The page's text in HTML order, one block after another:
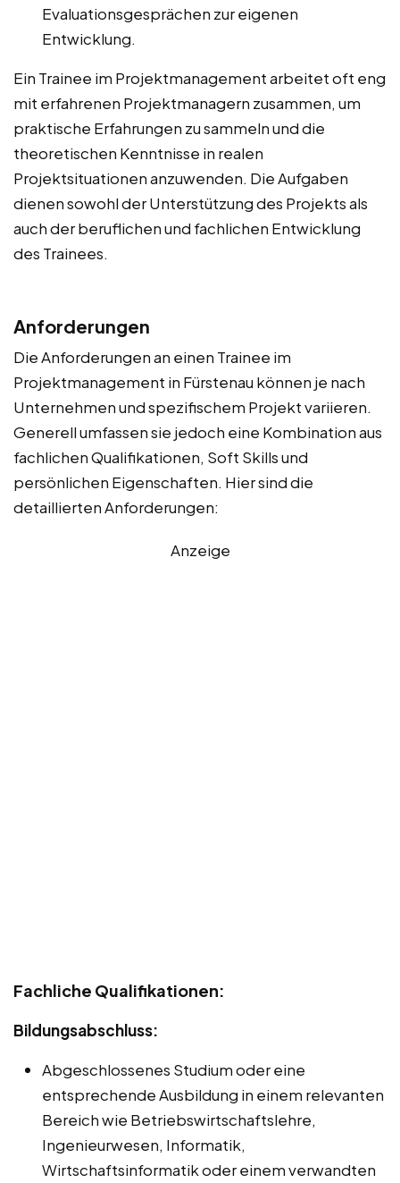
Evaluationsgesprächen zur eigenen
Entwicklung.
Ein Trainee im Projektmanagement arbeitet oft eng
mit erfahrenen Projektmanagern zusammen, um
praktische Erfahrungen zu sammeln und die
theoretischen Kenntnisse in realen
Projektsituationen anzuwenden. Die Aufgaben
dienen sowohl der Unterstützung des Projekts als
auch der beruflichen und fachlichen Entwicklung
des Trainees.
Anforderungen
Die Anforderungen an einen Trainee im
Projektmanagement in Fürstenau können je nach
Unternehmen und spezifischem Projekt variieren.
Generell umfassen sie jedoch eine Kombination aus
fachlichen Qualifikationen, Soft Skills und
persönlichen Eigenschaften. Hier sind die
detaillierten Anforderungen:
Anzeige
Fachliche Qualifikationen:
Bildungsabschluss:
Abgeschlossenes Studium oder eine
entsprechende Ausbildung in einem relevanten
Bereich wie Betriebswirtschaftslehre,
Ingenieurwesen, Informatik,
Wirtschaftsinformatik oder einem verwandten